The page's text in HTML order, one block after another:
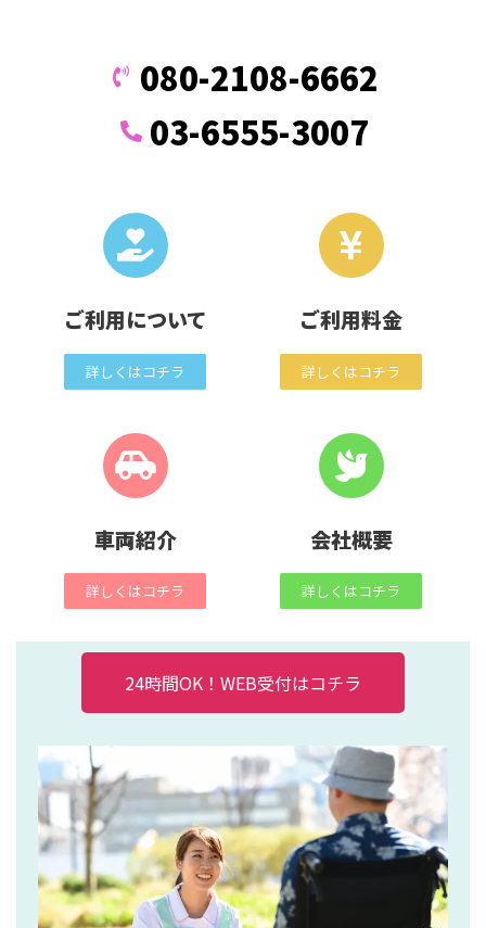
080-2108-6662
03-6555-3007
ご利用について
詳しくはコチラ
ご利用料金
詳しくはコチラ
車両紹介
詳しくはコチラ
会社概要
詳しくはコチラ
24時間OK！WEB受付はコチラ